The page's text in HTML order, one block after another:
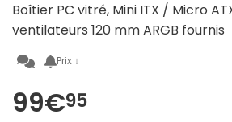
Boîtier PC vitré, Mini ITX / Micro
ventilateurs 120 mm ARGB fournis
Prix ↓
99€95